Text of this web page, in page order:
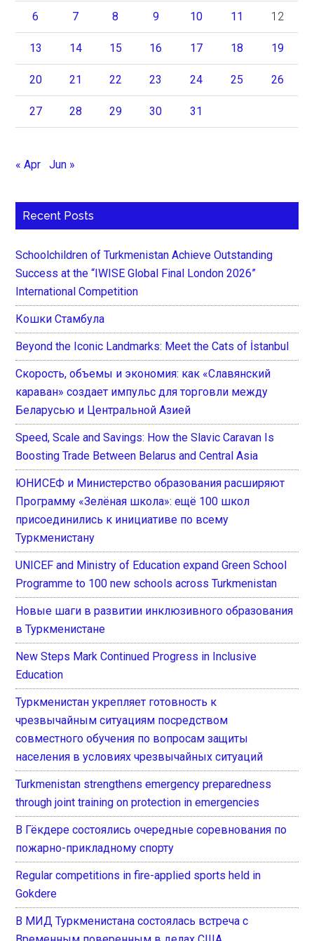
6 7 8 9 10 11 12
13 14 15 16 17 18 19
20 21 22 23 24 25 26
27 28 29 30 31
« Apr Jun »
Recent Posts
Schoolchildren of Turkmenistan Achieve Outstanding
Success at the “IWISE Global Final London 2026”
International Competition
Кошки Стамбула
Beyond the Iconic Landmarks: Meet the Cats of İstanbul
Скорость, объемы и экономия: как «Славянский
караван» создает импульс для торговли между
Беларусью и Центральной Азией
Speed, Scale and Savings: How the Slavic Caravan Is
Boosting Trade Between Belarus and Central Asia
ЮНИСЕФ и Министерство образования расширяют
Программу «Зелёная школа»: ещё 100 школ
присоединились к инициативе по всему
Туркменистану
UNICEF and Ministry of Education expand Green School
Programme to 100 new schools across Turkmenistan
Новые шаги в развитии инклюзивного образования
в Туркменистане
New Steps Mark Continued Progress in Inclusive
Education
Туркменистан укрепляет готовность к
чрезвычайным ситуациям посредством
совместного обучения по вопросам защиты
населения в условиях чрезвычайных ситуаций
Turkmenistan strengthens emergency preparedness
through joint training on protection in emergencies
В Гёкдере состоялись очередные соревнования по
пожарно-прикладному спорту
Regular competitions in fire-applied sports held in
Gokdere
В МИД Туркменистана состоялась встреча с